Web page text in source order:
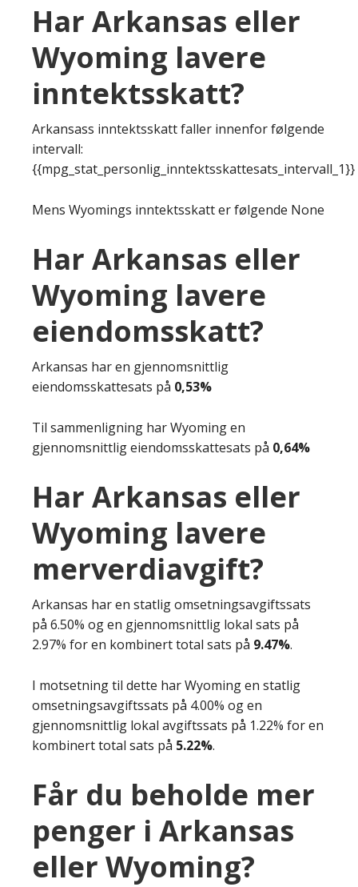
Har Arkansas eller
Wyoming lavere
inntektsskatt?
Arkansass inntektsskatt faller innenfor følgende
intervall:
{{mpg_stat_personlig_inntektsskattesats_intervall_1}}
Mens Wyomings inntektsskatt er følgende None
Har Arkansas eller
Wyoming lavere
eiendomsskatt?
Arkansas har en gjennomsnittlig
eiendomsskattesats på 0,53%
Til sammenligning har Wyoming en
gjennomsnittlig eiendomsskattesats på 0,64%
Har Arkansas eller
Wyoming lavere
merverdiavgift?
Arkansas har en statlig omsetningsavgiftssats
på 6.50% og en gjennomsnittlig lokal sats på
2.97% for en kombinert total sats på 9.47%.
I motsetning til dette har Wyoming en statlig
omsetningsavgiftssats på 4.00% og en
gjennomsnittlig lokal avgiftssats på 1.22% for en
kombinert total sats på 5.22%.
Får du beholde mer
penger i Arkansas
eller Wyoming?